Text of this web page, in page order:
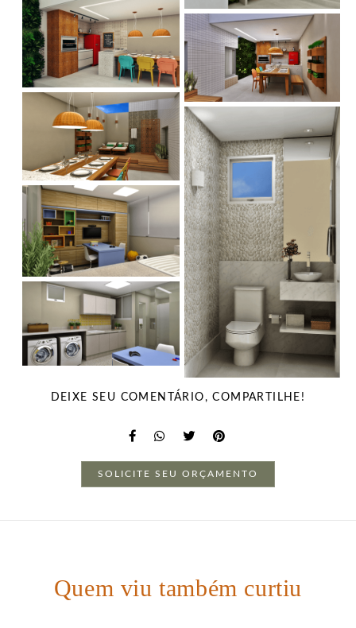
DEIXE SEU COMENTÁRIO, COMPARTILHE!
SOLICITE SEU ORÇAMENTO
Quem viu também curtiu